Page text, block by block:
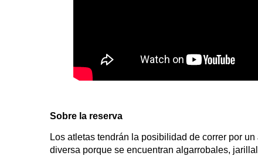
Sobre la reserva
Los atletas tendrán la posibilidad de correr por
diversa porque se encuentran algarrobales,